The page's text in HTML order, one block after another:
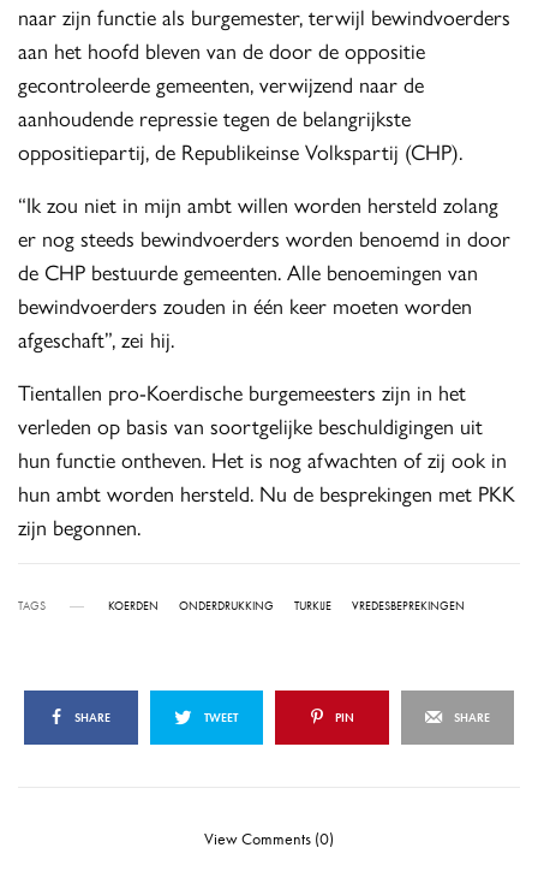
naar zijn functie als burgemester, terwijl bewindvoerders
aan het hoofd bleven van de door de oppositie
gecontroleerde gemeenten, verwijzend naar de
aanhoudende repressie tegen de belangrijkste
oppositiepartij, de Republikeinse Volkspartij (CHP).
“Ik zou niet in mijn ambt willen worden hersteld zolang
er nog steeds bewindvoerders worden benoemd in door
de CHP bestuurde gemeenten. Alle benoemingen van
bewindvoerders zouden in één keer moeten worden
afgeschaft”, zei hij.
Tientallen pro-Koerdische burgemeesters zijn in het
verleden op basis van soortgelijke beschuldigingen uit
hun functie ontheven. Het is nog afwachten of zij ook in
hun ambt worden hersteld. Nu de besprekingen met PKK
zijn begonnen.
TAGS KOERDEN ONDERDRUKKING TURKIJE VREDESBEPREKINGEN
SHARE TWEET PIN SHARE
View Comments (0)